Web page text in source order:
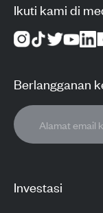
Investasi
Ikuti kami di
Berlangganan